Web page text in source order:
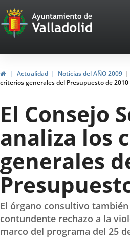
Portal
Web
del
Ayuntamiento
de
Valladolid
HomeActualidad Noticias del AÑO 2009
criterios generales del Presupuesto de 2010
El Consejo
analiza los
generales
El órgano consultivo
contundente rechazo a la
marco del programa del 25